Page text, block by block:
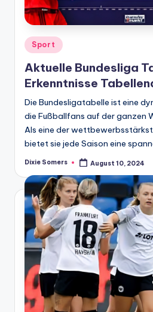
Posted
Sport
Aktuelle Bundesliga
Erkenntnisse
Die Bundesligatabelle ist eine
die Fußballfans auf der ganzen
Als eine der
bietet sie jede Saison eine
Posted
Dixie Somers August 10, 2024